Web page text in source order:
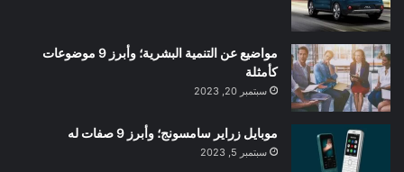
مواضيع عن التنمية البشرية؛ وأبرز 9 موضوعات
كأمثلة
سبتمبر 20, 2023
موبايل زراير سامسونج؛ وأبرز 9 صفات له
سبتمبر 5, 2023